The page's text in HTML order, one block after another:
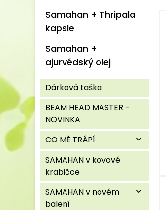
Samahan + Thripala
kapsle
Samahan +
ajurvédský olej
Dárková taška
BEAM HEAD MASTER -
NOVINKA
CO MĚ TRÁPÍ
expand_more
SAMAHAN v kovové
krabičce
SAMAHAN v novém
balení
expand_more